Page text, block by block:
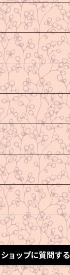
ショップに質問する